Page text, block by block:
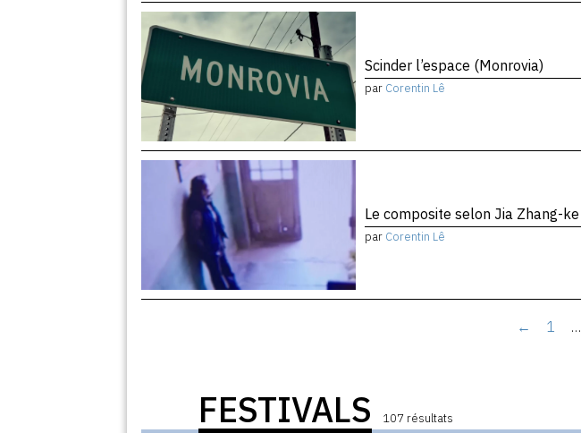
Scinder l’espace (Monrovia)
par Corentin Lê
Le composite selon Jia Zhang-ke
par Corentin Lê
← 1 …
FESTIVALS 107 résultats